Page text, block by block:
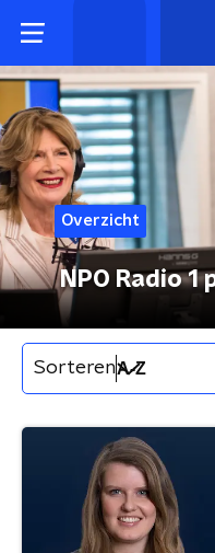
Overzicht
NPO Radio
Sorteren